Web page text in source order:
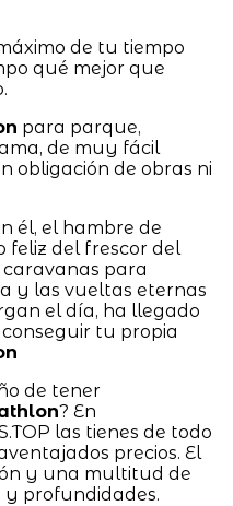
de tu tiempo
qué mejor que
para parque,
de muy fácil
obligación de obras ni
él, el hambre de
feliz del frescor del
caravanas para
y las vueltas eternas
el día, ha llegado
tu propia
de tener
? En
las tienes de todo
precios. El
y una multitud de
y profundidades.